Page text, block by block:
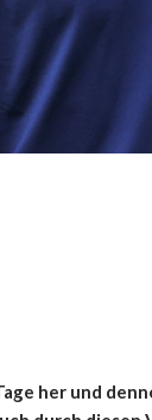
her und